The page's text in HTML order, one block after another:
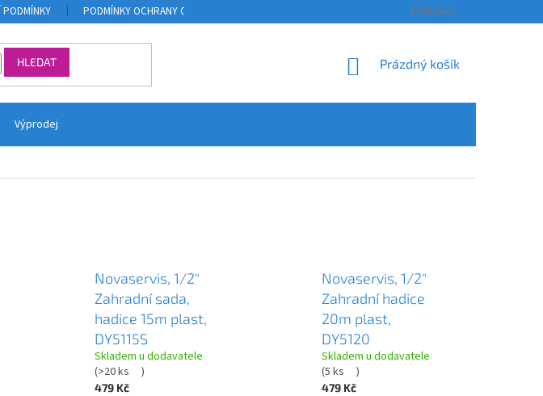
PODMÍNKY OCHRANY OSOBNÍCH ÚDAJŮ ODSTOUPENÍ OD SMLOUVY A
Přihlášení
HLEDAT
NÁKUPNÍ
Prázdný košík
Výprodej
Novaservis, 1/2"
Zahradní sada,
hadice 15m plast,
DY5115S
Skladem u dodavatele
(>20 ks )
479 Kč
Novaservis, 1/2"
Zahradní hadice
20m plast,
DY5120
Skladem u dodavatele
(5 ks )
479 Kč